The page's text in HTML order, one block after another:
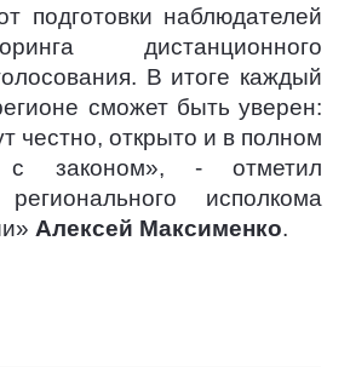
подготовки наблюдателей
дистанционного
В итоге каждый
сможет быть уверен:
честно, открыто и в полном
с законом», - отметил
регионального исполкома
Алексей Максименко.